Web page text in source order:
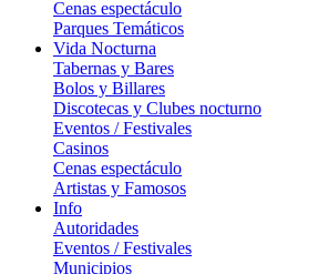
Cenas espectáculo
Parques Temáticos
Vida Nocturna
Tabernas y Bares
Bolos y Billares
Discotecas y Clubes nocturno
Eventos / Festivales
Casinos
Cenas espectáculo
Artistas y Famosos
Info
Autoridades
Eventos / Festivales
Municipios